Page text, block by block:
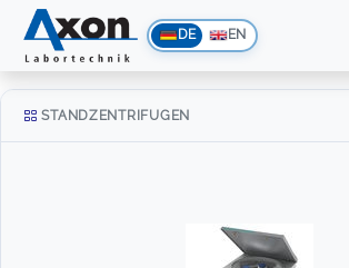
DE EN
STANDZENTRIFUGEN